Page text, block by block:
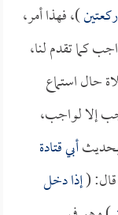
)، فهذا أمر،
كما تقدم لنا،
حال استماع
إلا لواجب،
بحديثأبي قتادة
(إذا دخل